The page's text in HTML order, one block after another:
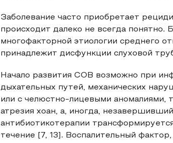
Заболевание часто приобретает
происходит далеко не всегда
многофакторной этиологии среднего
принадлежит дисфункции слуховой
Начало развития СОВ возможно при
дыхательных путей, механических
или с челюстно-лицевыми аномалиями,
атрезия хоан, а, иногда,
антибиотикотерапии
течение [7, 13]. Воспалительный